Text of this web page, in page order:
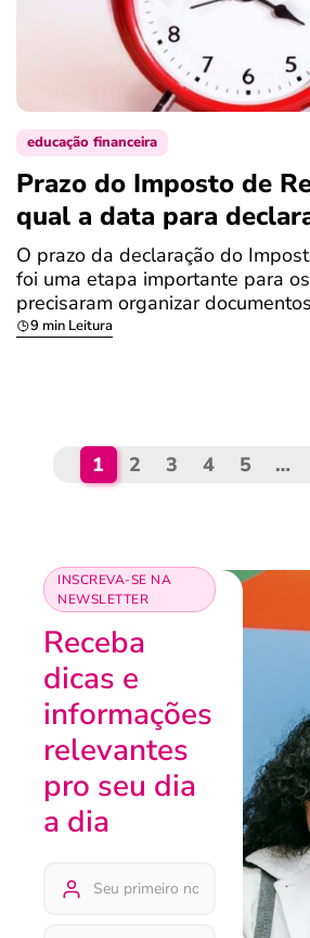
educação financeira
Prazo do Imposto de
qual a data para
O prazo da declaração do
foi uma etapa importante para
precisaram organizar
9 min Leitura
1 2 3 4 5 …
INSCREVA-SE NA
NEWSLETTER
Receba
dicas e
informações
relevantes
pro seu dia
a dia